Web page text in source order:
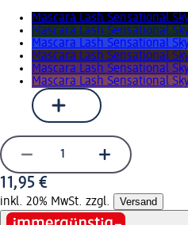
Mascara Lash Sensational
Mascara Lash Sensational
Mascara Lash Sensational
Mascara Lash Sensational
Mascara Lash Sensational
Mascara Lash Sensational
11,95 €
inkl. 20% MwSt. zzgl. Versand